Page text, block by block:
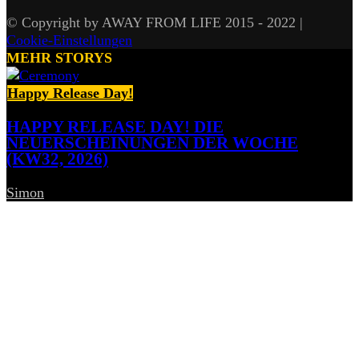
© Copyright by AWAY FROM LIFE 2015 - 2022 |
Cookie-Einstellungen
MEHR STORYS
Happy Release Day!
HAPPY RELEASE DAY! DIE
NEUERSCHEINUNGEN DER WOCHE
(KW32, 2026)
Simon